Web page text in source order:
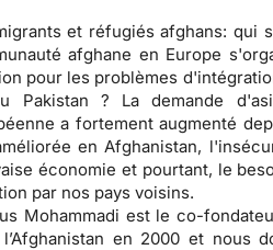
et réfugiés afghans: qui
afghane en Europe
pour les problèmes
Pakistan ? La demande
a fortement augmenté
en Afghanistan,
économie et pourtant, le
par nos pays voisins.
Mohammadi est le co-
l’Afghanistan en 2000 et nous